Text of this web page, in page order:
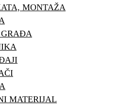
MONTAŽA
GRAĐA
MATERIJAL